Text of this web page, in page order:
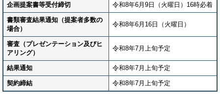
企画提案書等受付締切 令和8年6月9日（火曜日）16時必着
書類審査結果通知（提案者多数の
場合）
令和8年6月16日（火曜日）
審査（プレゼンテーション及びヒ
アリング）
令和8年7月上旬予定
結果通知 令和8年7月上旬予定
契約締結 令和8年7月上旬予定